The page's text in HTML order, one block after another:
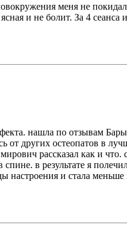
меня не
и не болит. За 4
нашла по отзывам
других остеопатов в
рассказал как и что.
в результате я
и стала